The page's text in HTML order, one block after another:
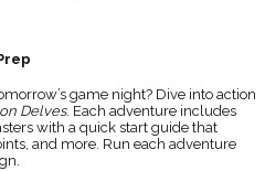
game night? Dive into action
Delves. Each adventure includes
with a quick start guide that
and more. Run each adventure